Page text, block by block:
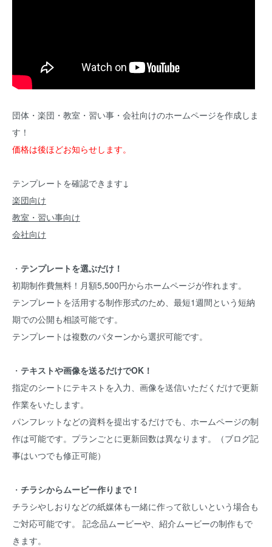
団体・楽団・教室・習い事・会社向けのホームページを作成しま
す！
価格は後ほどお知らせします。
テンプレートを確認できます↓
楽団向け
教室・習い事向け
会社向け
・ テンプレートを選ぶだけ！
初期制作費無料！月額5,500円からホームページが作れます。
テンプレートを活用する制作形式のため、最短1週間という短納
期での公開も相談可能です。
テンプレートは複数のパターンから選択可能です。
・ テキストや画像を送るだけでOK！
指定のシートにテキストを入力、画像を送信いただくだけで更新
作業をいたします。
パンフレットなどの資料を提出するだけでも、ホームページの制
作は可能です。プランごとに更新回数は異なります。（ブログ記
事はいつでも修正可能）
・ チラシからムービー作りまで！
チラシやしおりなどの紙媒体も一緒に作って欲しいという場合も
ご対応可能です。 記念品ムービーや、紹介ムービーの制作もで
きます。